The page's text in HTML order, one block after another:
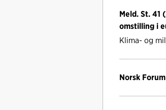
Meld. St. 41
omstilling i
Klima- og
Norsk